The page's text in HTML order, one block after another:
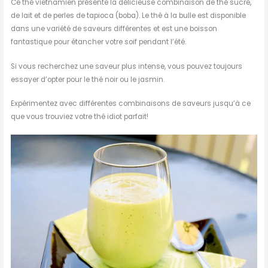
Ce thé vietnamien présente la délicieuse combinaison de thé sucré,
de lait et de perles de tapioca (boba). Le thé à la bulle est disponible
dans une variété de saveurs différentes et est une boisson
fantastique pour étancher votre soif pendant l’été.
Si vous recherchez une saveur plus intense, vous pouvez toujours
essayer d’opter pour le thé noir ou le jasmin.
Expérimentez avec différentes combinaisons de saveurs jusqu’à ce
que vous trouviez votre thé idiot parfait!